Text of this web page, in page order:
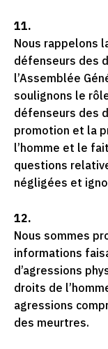
11.
Nous rappelons
défenseurs des
l’Assemblée
soulignons le
défenseurs des
promotion et la
l’homme et le
questions
négligées et
12.
Nous sommes
informations
d’agressions
droits de
agressions
des meurtres.